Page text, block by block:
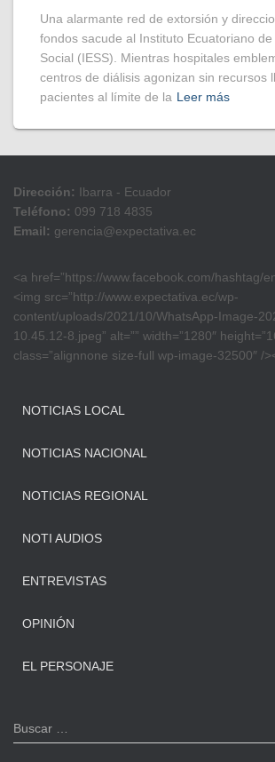
​Una alarmante red de extorsión y
fondos sacude al Instituto Ecuatoriano
Social (IESS). Mientras hospitales
centros de diálisis agonizan sin recursos
pacientes al límite de la Leer más
Dirección: Ibarra - Ecuador
Teléfono: 099 718 4835
Email: gerencia@expectativa.ec
<a href=”https://www.facebook.com/hashtag/
<img src=”http://www.expectativa.ec/wp-
content/uploads/2021/10/WhatsApp-Image-
10.45.12-8.jpeg” alt=”” width=”1280″
class=”alignnone size-full wp-image-32500″ /
NOTICIAS LOCAL
NOTICIAS NACIONAL
NOTICIAS REGIONAL
NOTI AUDIOS
ENTREVISTAS
OPINIÓN
EL PERSONAJE
B
u
Buscar …